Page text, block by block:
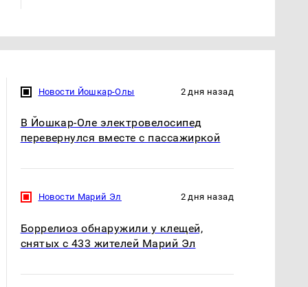
Новости Йошкар-Олы 2 дня назад
В Йошкар-Оле электровелосипед
перевернулся вместе с пассажиркой
Новости Марий Эл 2 дня назад
Боррелиоз обнаружили у клещей,
снятых с 433 жителей Марий Эл